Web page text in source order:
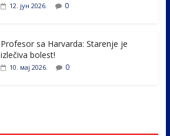
12. јун 2026. 0
Profesor sa Harvarda: Starenje je
izlečiva bolest!
10. мај 2026. 0